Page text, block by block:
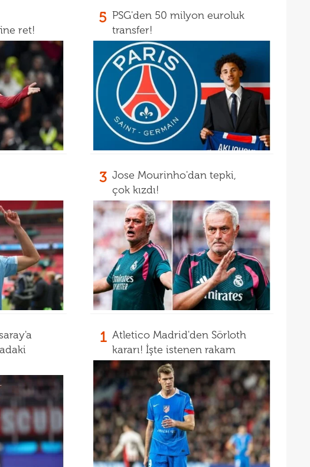
ret!
5 PSG'den 50 milyon euroluk
transfer!
3 Jose Mourinho'dan tepki,
çok kızdı!
1 Atletico Madrid'den Sörloth
kararı! İşte istenen rakam